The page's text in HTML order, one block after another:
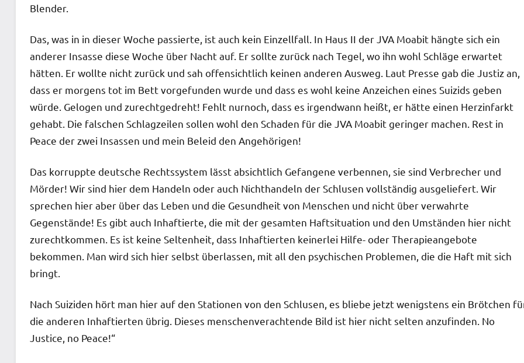
Blender.
Das, was in in dieser Woche passierte, ist auch kein Einzellfall. In Haus II der JVA Moabit hängte sich ein
anderer Insasse diese Woche über Nacht auf. Er sollte zurück nach Tegel, wo ihn wohl Schläge erwartet
hätten. Er wollte nicht zurück und sah offensichtlich keinen anderen Ausweg. Laut Presse gab die Justiz an,
dass er morgens tot im Bett vorgefunden wurde und dass es wohl keine Anzeichen eines Suizids geben
würde. Gelogen und zurechtgedreht! Fehlt nurnoch, dass es irgendwann heißt, er hätte einen Herzinfarkt
gehabt. Die falschen Schlagzeilen sollen wohl den Schaden für die JVA Moabit geringer machen. Rest in
Peace der zwei Insassen und mein Beleid den Angehörigen!
Das korruppte deutsche Rechtssystem lässt absichtlich Gefangene verbennen, sie sind Verbrecher und
Mörder! Wir sind hier dem Handeln oder auch Nichthandeln der Schlusen vollständig ausgeliefert. Wir
sprechen hier aber über das Leben und die Gesundheit von Menschen und nicht über verwahrte
Gegenstände! Es gibt auch Inhaftierte, die mit der gesamten Haftsituation und den Umständen hier nicht
zurechtkommen. Es ist keine Seltenheit, dass Inhaftierten keinerlei Hilfe- oder Therapieangebote
bekommen. Man wird sich hier selbst überlassen, mit all den psychischen Problemen, die die Haft mit sich
bringt.
Nach Suiziden hört man hier auf den Stationen von den Schlusen, es bliebe jetzt wenigstens ein Brötchen
die anderen Inhaftierten übrig. Dieses menschenverachtende Bild ist hier nicht selten anzufinden. No
Justice, no Peace!“